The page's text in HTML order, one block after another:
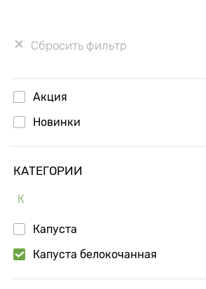
Сбросить фильтр
Акция
Новинки
КАТЕГОРИИ
К
Капуста
Капуста белокочанная